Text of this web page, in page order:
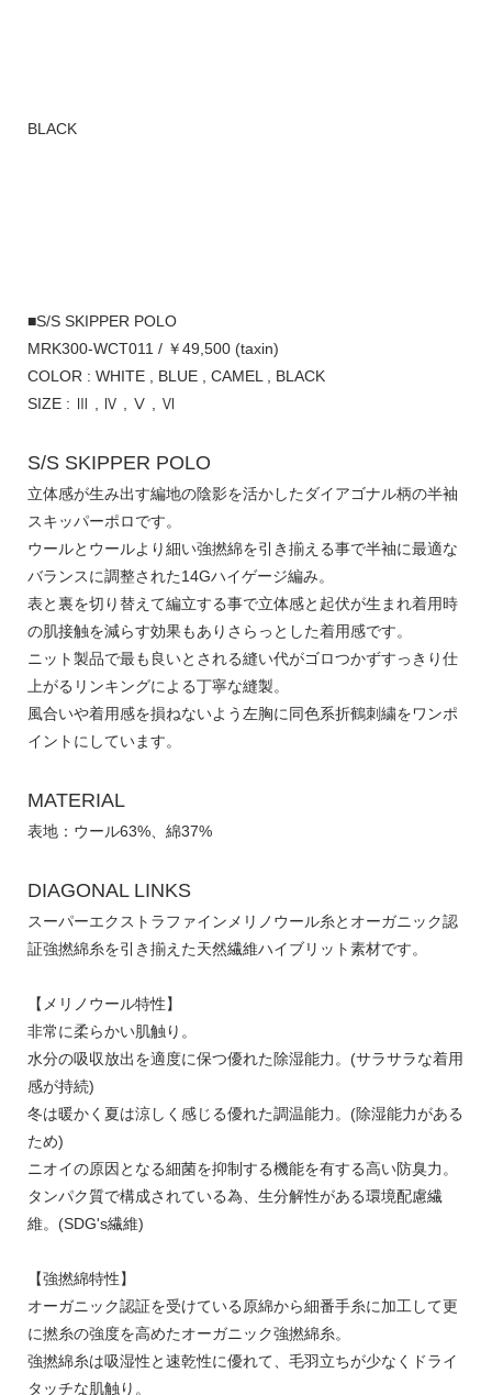
BLACK
■S/S SKIPPER POLO
MRK300-WCT011 / ￥49,500 (taxin)
COLOR : WHITE , BLUE , CAMEL , BLACK
SIZE : Ⅲ , Ⅳ , Ⅴ , Ⅵ
S/S SKIPPER POLO
立体感が生み出す編地の陰影を活かしたダイアゴナル柄の半袖
スキッパーポロです。
ウールとウールより細い強撚綿を引き揃える事で半袖に最適な
バランスに調整された14Gハイゲージ編み。
表と裏を切り替えて編立する事で立体感と起伏が生まれ着用時
の肌接触を減らす効果もありさらっとした着用感です。
ニット製品で最も良いとされる縫い代がゴロつかずすっきり仕
上がるリンキングによる丁寧な縫製。
風合いや着用感を損ねないよう左胸に同色系折鶴刺繍をワンポ
イントにしています。
MATERIAL
表地：ウール63%、綿37%
DIAGONAL LINKS
スーパーエクストラファインメリノウール糸とオーガニック認
証強撚綿糸を引き揃えた天然繊維ハイブリット素材です。
【メリノウール特性】
非常に柔らかい肌触り。
水分の吸収放出を適度に保つ優れた除湿能力。(サラサラな着用
感が持続)
冬は暖かく夏は涼しく感じる優れた調温能力。(除湿能力がある
ため)
ニオイの原因となる細菌を抑制する機能を有する高い防臭力。
タンパク質で構成されている為、生分解性がある環境配慮繊
維。(SDG's繊維)
【強撚綿特性】
オーガニック認証を受けている原綿から細番手糸に加工して更
に撚糸の強度を高めたオーガニック強撚綿糸。
強撚綿糸は吸湿性と速乾性に優れて、毛羽立ちが少なくドライ
タッチな肌触り。